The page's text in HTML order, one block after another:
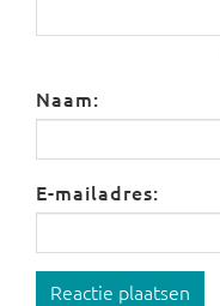
Naam:
E-mailadres:
Reactie plaatsen